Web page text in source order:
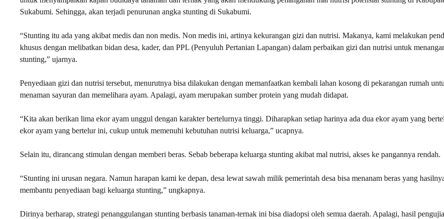
Sukabumi. Sehingga, akan terjadi penurunan angka stunting di Sukabumi.
“Stunting itu ada yang akibat medis dan non medis. Non medis ini, artinya kekurangan gizi dan nutrisi. Makanya, kami melakukan
khusus dengan melibatkan bidan desa, kader, dan PPL (Penyuluh Pertanian Lapangan) dalam perbaikan gizi dan nutrisi untuk
stunting,” ujarnya.
Penyediaan gizi dan nutrisi tersebut, menurutnya bisa dilakukan dengan memanfaatkan kembali lahan kosong di pekarangan rumah
menaman sayuran dan memelihara ayam. Apalagi, ayam merupakan sumber protein yang mudah didapat.
“Kita akan berikan lima ekor ayam unggul dengan karakter bertelurnya tinggi. Diharapkan setiap harinya ada dua ekor ayam yang
ekor ayam yang bertelur ini, cukup untuk memenuhi kebutuhan nutrisi keluarga,” ucapnya.
Selain itu, dirancang stimulan dengan memberi beras. Sebab beberapa keluarga stunting akibat mal nutrisi, akses ke pangannya rendah.
“Stunting ini urusan negara. Namun harapan kami ke depan, desa lewat sawah milik pemerintah desa bisa menanam beras yang
membantu penyediaan bagi keluarga stunting,” ungkapnya.
Dirinya berharap, strategi penanggulangan stunting berbasis tanaman-ternak ini bisa diadopsi oleh semua daerah. Apalagi, hasil